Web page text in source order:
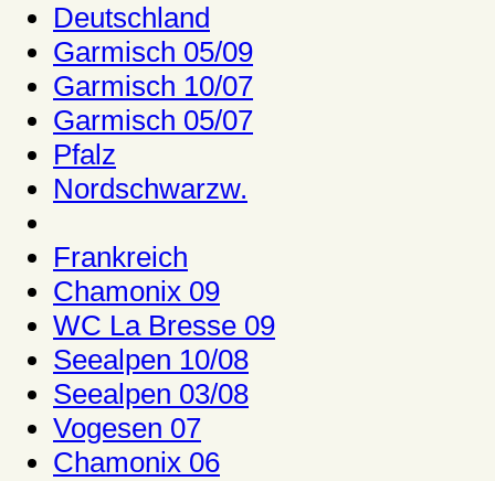
Deutschland
Garmisch 05/09
Garmisch 10/07
Garmisch 05/07
Pfalz
Nordschwarzw.
Frankreich
Chamonix 09
WC La Bresse 09
Seealpen 10/08
Seealpen 03/08
Vogesen 07
Chamonix 06